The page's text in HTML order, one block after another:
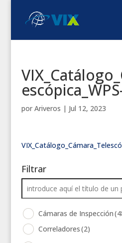
por Ariveros | Jul 12, 2023
Filtrar
Cámaras de Inspección
Correladores(2)